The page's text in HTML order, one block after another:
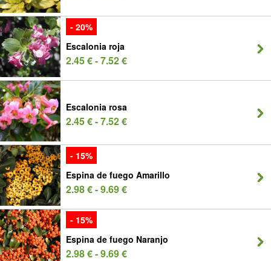
- 20%
Escalonia roja
2.45 € - 7.52 €
Escalonia rosa
2.45 € - 7.52 €
- 15%
Espina de fuego Amarillo
2.98 € - 9.69 €
- 15%
Espina de fuego Naranjo
2.98 € - 9.69 €